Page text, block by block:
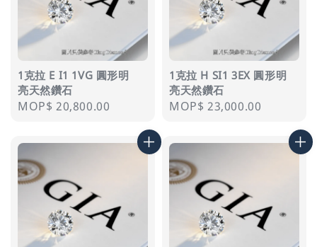
1克拉 E I1 1VG 圓形明
亮天然鑽石
Regular
MOP$ 20,800.00
1克拉 H SI1 3EX 圓形明
亮天然鑽石
Regular
MOP$ 23,000.00